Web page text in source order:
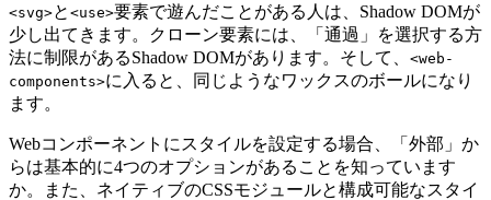
<svg>と <use>要素で遊んだことがある人は、Shadow DOMが
少し出てきます。クローン要素には、「通過」を選択する方
法に制限があるShadow DOMがあります。そして、 <web-
components>に入ると、同じようなワックスのボールになり
ます。
Webコンポーネントにスタイルを設定する場合、「外部」か
らは基本的に4つのオプションがあることを知っています
か。また、ネイティブのCSSモジュールと構成可能なスタイ